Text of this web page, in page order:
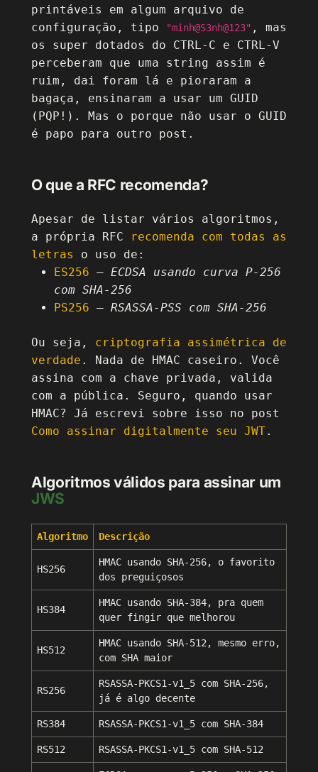
printáveis em algum arquivo de
configuração, tipo
"minh@S3nh@123" , mas
os super dotados do CTRL-C e CTRL-V
perceberam que uma string assim é
ruim, dai foram lá e pioraram a
bagaça, ensinaram a usar um GUID
(PQP!). Mas o porque não usar o GUID
é papo para outro post.
O que a RFC recomenda?
Apesar de listar vários algoritmos,
a própria RFC
recomenda com todas as
letras
o uso de:
ES256 – ECDSA usando curva P-256
com SHA-256
PS256 – RSASSA-PSS com SHA-256
Ou seja, criptografia assimétrica de
verdade . Nada de HMAC caseiro. Você
assina com a chave privada, valida
com a pública. Seguro, quando usar
HMAC? Já escrevi sobre isso no post
Como assinar digitalmente seu JWT.
Algoritmos válidos para assinar um
JWS
Algoritmo Descrição
HS256
HMAC usando SHA-256, o favorito
dos preguiçosos
HS384
HMAC usando SHA-384, pra quem
quer fingir que melhorou
HS512
HMAC usando SHA-512, mesmo erro,
com SHA maior
RS256
RSASSA-PKCS1-v1_5 com SHA-256,
já é algo decente
RS384 RSASSA-PKCS1-v1_5 com SHA-384
RS512 RSASSA-PKCS1-v1_5 com SHA-512